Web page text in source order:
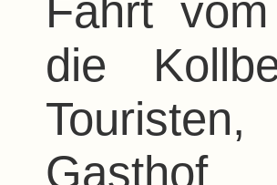
Fahrt
die